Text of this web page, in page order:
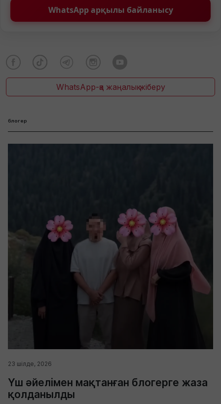
WhatsApp арқылы байланысу
WhatsApp-қа жаңалық жіберу
блогер
23 шілде, 2026
Үш әйелімен мақтанған блогерге жаза
қолданылды